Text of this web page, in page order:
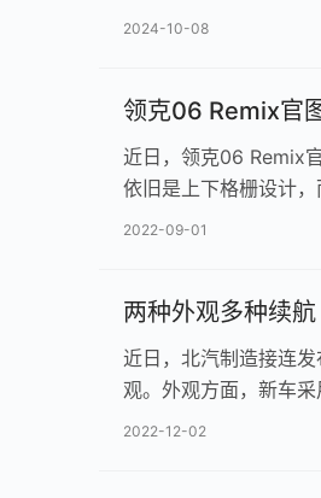
2024-10-08
领克06 Remix官
近日，领克06 Remix
依旧是上下格栅设计
2022-09-01
两种外观多种续
近日，北汽制造接连
观。外观方面，新车
2022-12-02